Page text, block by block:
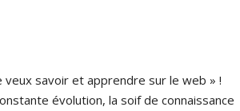
veux savoir et apprendre sur le web » !
évolution, la soif de connaissance